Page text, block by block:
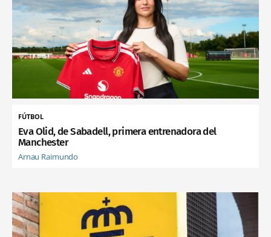
FÚTBOL
Eva Olid, de Sabadell, primera entrenadora del
Manchester
Arnau Raimundo